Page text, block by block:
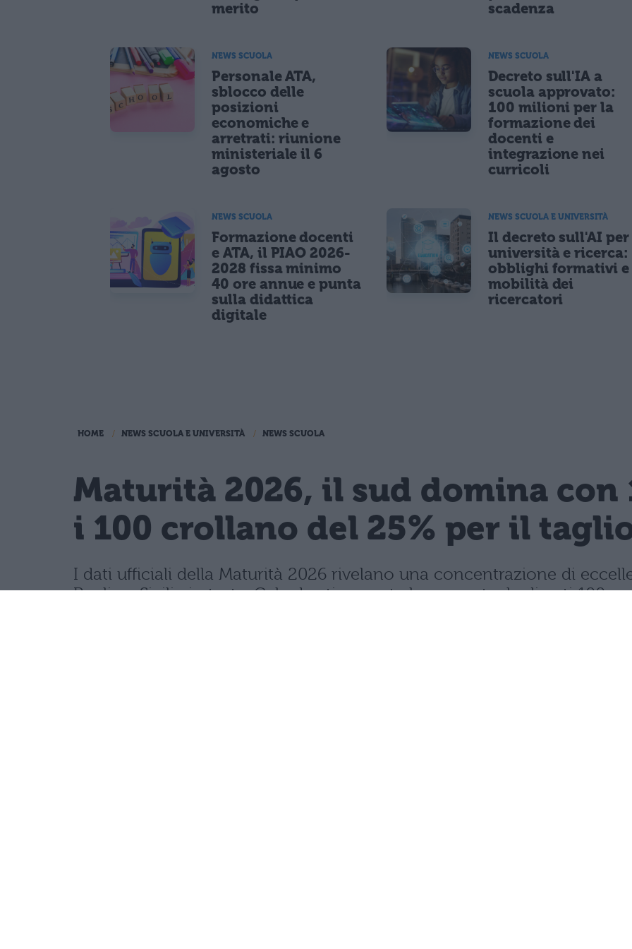
merito
scadenza
NEWS SCUOLA
Personale ATA,
sblocco delle
posizioni
economiche e
arretrati: riunione
ministeriale il 6
agosto
NEWS SCUOLA
Decreto sull'IA a
scuola approvato:
100 milioni per la
formazione dei
docenti e
integrazione nei
curricoli
NEWS SCUOLA
Formazione docenti
e ATA, il PIAO 2026-
2028 fissa minimo
40 ore annue e punta
sulla didattica
digitale
NEWS SCUOLA E UNIVERSITÀ
Il decreto sull'AI per
università e ricerca:
obblighi formativi e
mobilità dei
ricercatori
HOME NEWS SCUOLA E UNIVERSITÀ NEWS SCUOLA
Maturità 2026, il sud domina con
i 100 crollano del 25% per il
I dati ufficiali della Maturità 2026 rivelano una concentrazione di
Puglia e Sicilia in testa. Cala drasticamente la percentuale di voti 100.